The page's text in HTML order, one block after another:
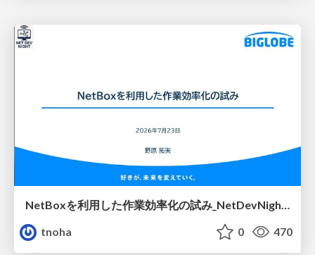
NetBoxを利用した作業効率化の試み_NetDevNight4
tnoha
0 470